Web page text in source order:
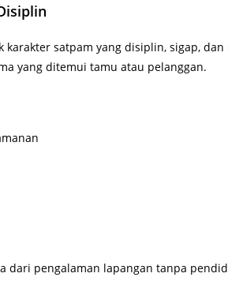
karakter satpam yang disiplin, sigap,
yang ditemui tamu atau pelanggan.
dari pengalaman lapangan tanpa